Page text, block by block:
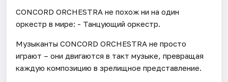
CONCORD ORCHESTRA не похож ни на один
оркестр в мире: - Танцующий оркестр.
Музыканты CONCORD ORCHESTRA не просто
играют – они двигаются в такт музыке, превращая
каждую композицию в зрелищное представление.